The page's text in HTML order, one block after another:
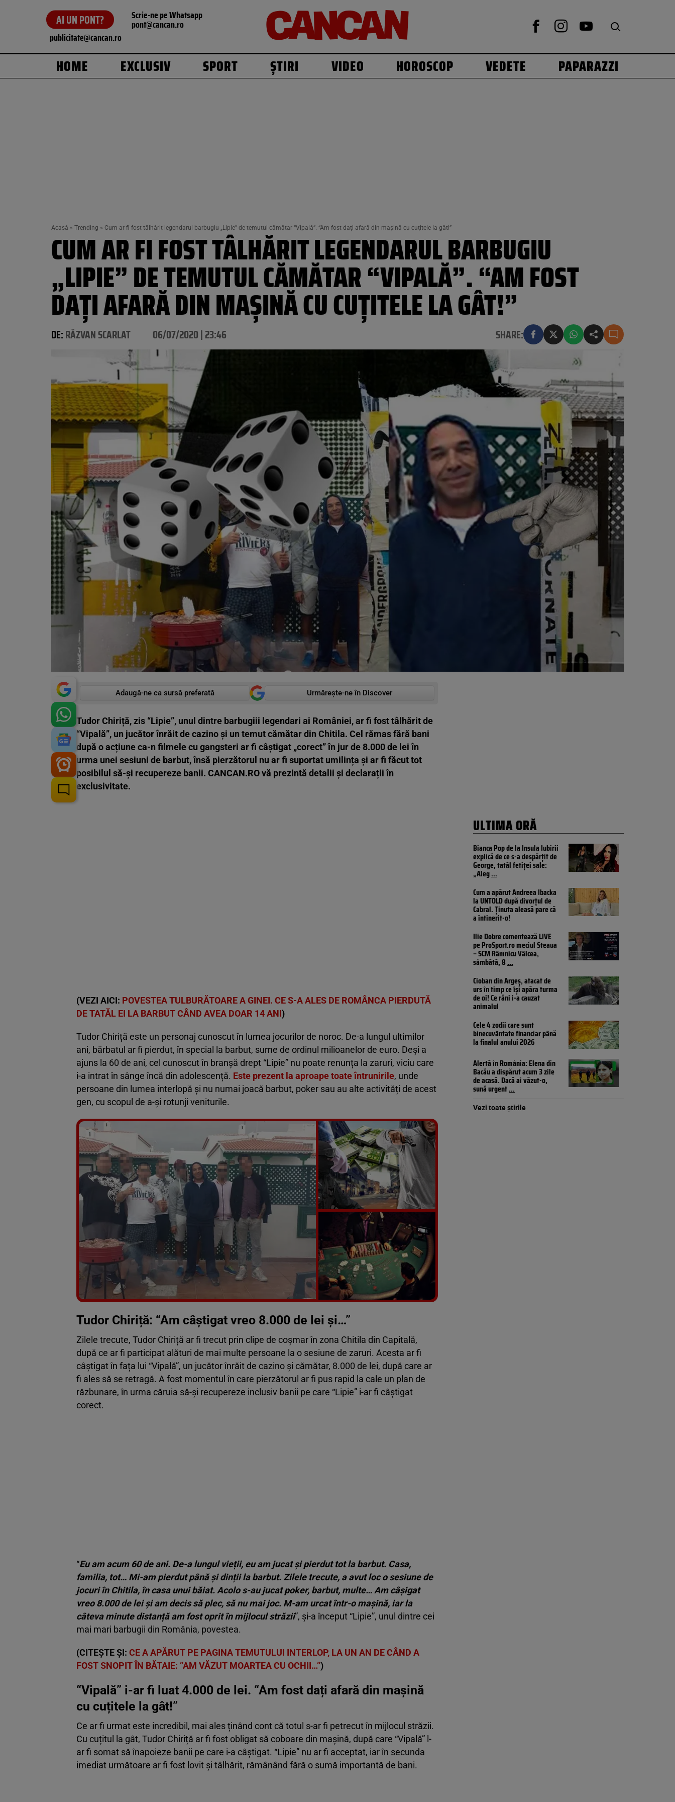
AI UN PONT? Scrie-ne pe Whatsapp
pont@cancan.ro
publicitate@cancan.ro
HOME EXCLUSIV SPORT ȘTIRI VIDEO HOROSCOP VEDETE PAPARAZZI
Acasă » Trending » Cum ar fi fost tâlhărit legendarul barbugiu „Lipie” de temutul cămătar “Vipală”. “Am fost dați afară din mașină cu cuțitele la gât!”
CUM AR FI FOST TÂLHĂRIT LEGENDARUL BARBUGIU
„LIPIE” DE TEMUTUL CĂMĂTAR “VIPALĂ”. “AM FOST
DAȚI AFARĂ DIN MAȘINĂ CU CUȚITELE LA GÂT!”
DE:RĂZVAN SCARLAT 06/07/2020 | 23:46 SHARE:
Adaugă-ne ca sursă preferată Urmărește-ne în Discover
Tudor Chiriță, zis “Lipie”, unul dintre barbugiii legendari ai României, ar fi fost tâlhărit de
“Vipală”, un jucător înrăit de cazino și un temut cămătar din Chitila. Cel rămas fără bani
după o acțiune ca-n filmele cu gangsteri ar fi câștigat „corect” în jur de 8.000 de lei în
urma unei sesiuni de barbut, însă pierzătorul nu ar fi suportat umilința și ar fi făcut tot
posibilul să-și recupereze banii. CANCAN.RO vă prezintă detalii și declarații în
exclusivitate.
(VEZI AICI: POVESTEA TULBURĂTOARE A GINEI. CE S-A ALES DE ROMÂNCA PIERDUTĂ
DE TATĂL EI LA BARBUT CÂND AVEA DOAR 14 ANI)
Tudor Chiriță este un personaj cunoscut în lumea jocurilor de noroc. De-a lungul ultimilor
ani, bărbatul ar fi pierdut, în special la barbut, sume de ordinul milioanelor de euro. Deși a
ajuns la 60 de ani, cel cunoscut în branșă drept “Lipie” nu poate renunța la zaruri, viciu care
i-a intrat în sânge încă din adolescență. Este prezent la aproape toate întrunirile, unde
persoane din lumea interlopă și nu numai joacă barbut, poker sau au alte activități de acest
gen, cu scopul de a-și rotunji veniturile.
Vezi galeria foto
5 poze
Tudor Chiriță: “Am câștigat vreo 8.000 de lei și…”
Zilele trecute, Tudor Chiriță ar fi trecut prin clipe de coșmar în zona Chitila din Capitală,
după ce ar fi participat alături de mai multe persoane la o sesiune de zaruri. Acesta ar fi
câștigat în fața lui “Vipală”, un jucător înrăit de cazino și cămătar, 8.000 de lei, după care ar
fi ales să se retragă. A fost momentul în care pierzătorul ar fi pus rapid la cale un plan de
răzbunare, în urma căruia să-și recupereze inclusiv banii pe care “Lipie” i-ar fi câștigat
corect.
“Eu am acum 60 de ani. De-a lungul vieții, eu am jucat și pierdut tot la barbut. Casa,
familia, tot… Mi-am pierdut până și dinții la barbut. Zilele trecute, a avut loc o sesiune de
jocuri în Chitila, în casa unui băiat. Acolo s-au jucat poker, barbut, multe… Am câșigat
vreo 8.000 de lei și am decis să plec, să nu mai joc. M-am urcat într-o mașină, iar la
câteva minute distanță am fost oprit în mijlocul străzii”, și-a început “Lipie”, unul dintre cei
mai mari barbugii din România, povestea.
(CITEȘTE ȘI: CE A APĂRUT PE PAGINA TEMUTULUI INTERLOP, LA UN AN DE CÂND A
FOST SNOPIT ÎN BĂTAIE: ”AM VĂZUT MOARTEA CU OCHII…”)
“Vipală” i-ar fi luat 4.000 de lei. “Am fost dați afară din mașină
cu cuțitele la gât!”
Ce ar fi urmat este incredibil, mai ales ținând cont că totul s-ar fi petrecut în mijlocul străzii.
Cu cuțitul la gât, Tudor Chiriță ar fi fost obligat să coboare din mașină, după care “Vipală” l-
ar fi somat să înapoieze banii pe care i-a câștigat. “Lipie” nu ar fi acceptat, iar în secunda
imediat următoare ar fi fost lovit și tâlhărit, rămânând fără o sumă importantă de bani.
ULTIMA ORĂ
Bianca Pop de la Insula Iubirii
explică de ce s-a despărțit de
George, tatăl fetiței sale:
„Aleg...
Cum a apărut Andreea Ibacka
la UNTOLD după divorțul de
Cabral. Ținuta aleasă pare că
a întinerit-o!
Ilie Dobre comentează LIVE
pe ProSport.ro meciul Steaua
– SCM Râmnicu Vâlcea,
sâmbătă, 8...
Cioban din Argeș, atacat de
urs în timp ce își apăra turma
de oi! Ce răni i-a cauzat
animalul
Cele 4 zodii care sunt
binecuvântate financiar până
la finalul anului 2026
Alertă în România: Elena din
Bacău a dispărut acum 3 zile
de acasă. Dacă ai văzut-o,
sună urgent...
Vezi toate știrile